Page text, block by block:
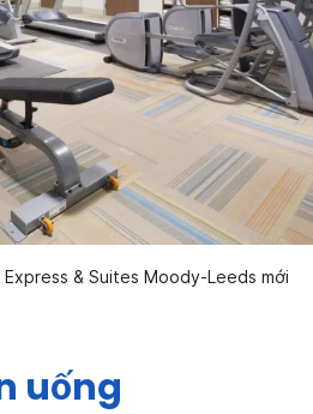
& Suites Moody-Leeds mới
uống